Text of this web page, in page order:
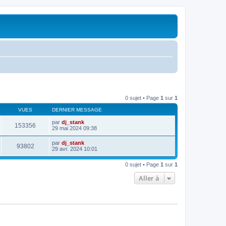
0 sujet • Page 1 sur 1
VUES DERNIER MESSAGE
153356 par dj_stank
29 mai 2024 09:38
93802 par dj_stank
29 avr. 2024 10:01
0 sujet • Page 1 sur 1
Aller à